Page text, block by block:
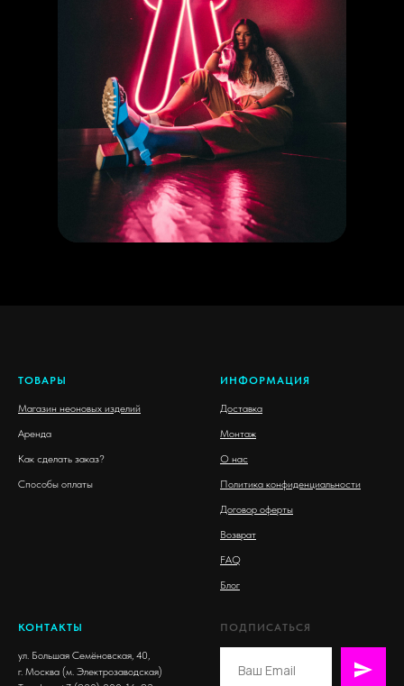
ТОВАРЫ
Магазин неоновых изделий
Аренда
Как сделать заказ?
Способы оплаты
ИНФОРМАЦИЯ
Доставка
Монтаж
О нас
Политика конфиденциальности
Договор оферты
Возврат
FAQ
Блог
КОНТАКТЫ
ул. Большая Семёновская, 40,
г. Москва (м. Электрозаводская)
ПОДПИСАТЬСЯ